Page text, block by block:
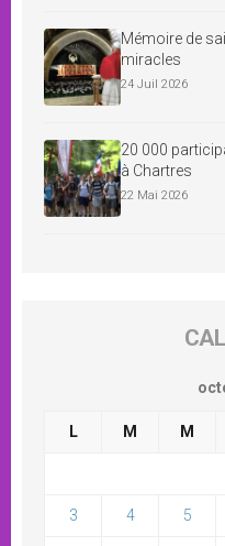
Mémoire de
miracles
24 Juil 2026
20 000
à Chartres
22 Mai 2026
L M M
3 4 5